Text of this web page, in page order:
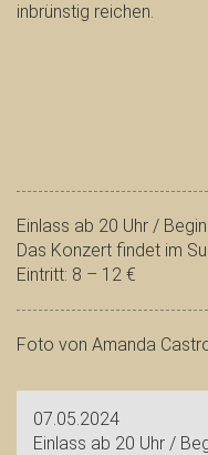
inbrünstig reichen.
Einlass ab 20 Uhr /
Das Konzert findet im
Eintritt: 8 – 12 €
Foto von Amanda
07.05.2024
Einlass ab 20 Uhr /